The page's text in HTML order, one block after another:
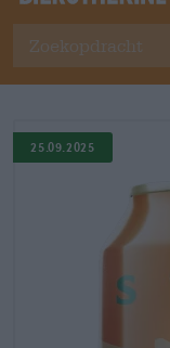
25.09.2025